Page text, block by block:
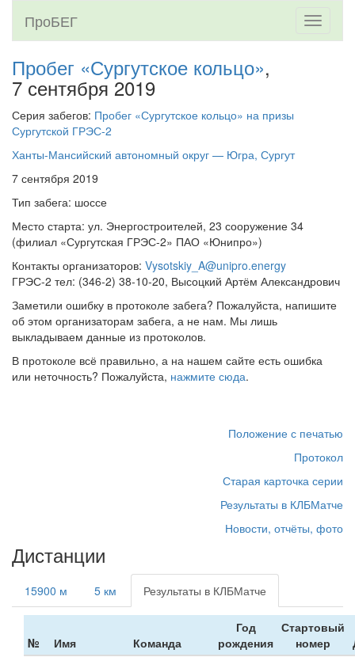
Toggle
ПроБЕГ
Пробег «Сургутское кольцо»,
7 сентября 2019
Серия забегов: Пробег «Сургутское кольцо» на призы
Сургутской ГРЭС-2
Ханты-Мансийский автономный округ — Югра, Сургут
7 сентября 2019
Тип забега: шоссе
Место старта: ул. Энергостроителей, 23 сооружение 34
(филиал «Сургутская ГРЭС-2» ПАО «Юнипро»)
Контакты организаторов: Vysotskiy_A@unipro.energy
ГРЭС-2 тел: (346-2) 38-10-20, Высоцкий Артём Александрович
Заметили ошибку в протоколе забега? Пожалуйста, напишите
об этом организаторам забега, а не нам. Мы лишь
выкладываем данные из протоколов.
В протоколе всё правильно, а на нашем сайте есть ошибка
или неточность? Пожалуйста, нажмите сюда.
Положение с печатью
Протокол
Старая карточка серии
Результаты в КЛБМатче
Новости, отчёты, фото
Дистанции
15900 м 5 км Результаты в КЛБМатче
№ Имя Команда
Год
рождения
Стартовый
номер